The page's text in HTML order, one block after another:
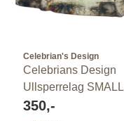
Celebrian's Design
Celebrians Design
Ullsperrelag SMALL
350,-